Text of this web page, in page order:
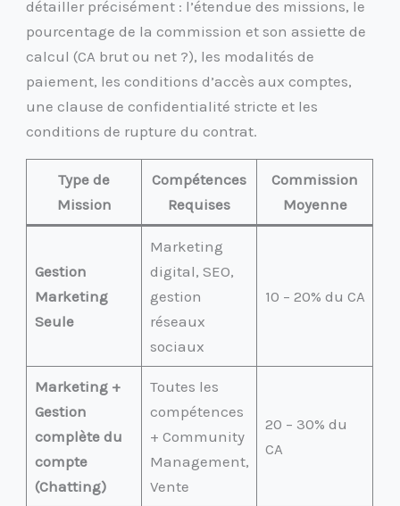
détailler précisément : l’étendue des missions, le
pourcentage de la commission et son assiette de
calcul (CA brut ou net ?), les modalités de
paiement, les conditions d’accès aux comptes,
une clause de confidentialité stricte et les
conditions de rupture du contrat.
Type de
Mission
Compétences
Requises
Commission
Moyenne
Gestion
Marketing
Seule
Marketing
digital, SEO,
gestion
réseaux
sociaux
10 – 20% du CA
Marketing +
Gestion
complète du
compte
(Chatting)
Toutes les
compétences
+ Community
Management,
Vente
20 – 30% du
CA